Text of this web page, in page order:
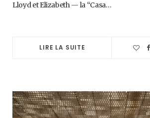
Lloyd et Elizabeth — la “Casa…
LIRE LA SUITE